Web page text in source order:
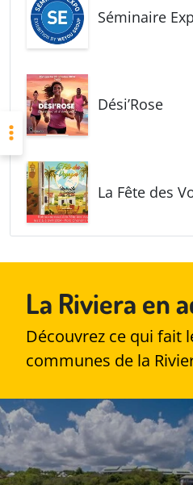
Séminaire
Dési’Rose
La Fête des
La Riviera en
Découvrez ce qui fait
communes de la